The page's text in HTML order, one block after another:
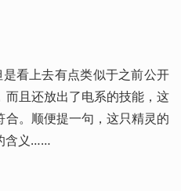
看上去有点类似于之前公开
而且还放出了电系的技能，这
合。顺便提一句，这只精灵的
含义……